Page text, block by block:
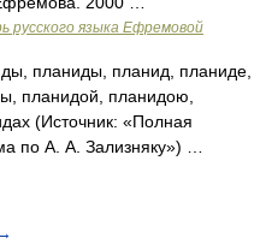
русского языка Ефремовой
планиды, планид, планиде,
планидой, планидою,
(Источник: «Полная
по А. А. Зализняку») …